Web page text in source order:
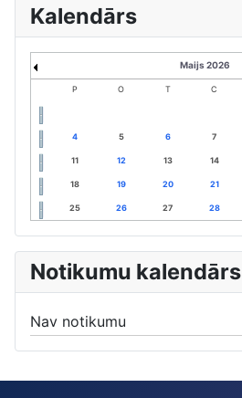
Kalendārs
Maijs 2026
P O T C
4 5 6 7
11 12 13 14
18 19 20 21
25 26 27 28
Notikumu kalendārs
Nav notikumu